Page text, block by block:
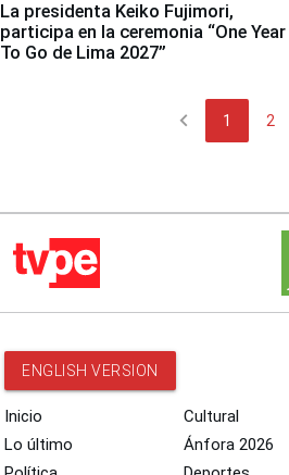
La presidenta Keiko Fujimori,
participa en la ceremonia “One Year
To Go de Lima 2027”
chevron_left 1 2
ENGLISH VERSION
Inicio
Lo último
Cultural
Ánfora 2026